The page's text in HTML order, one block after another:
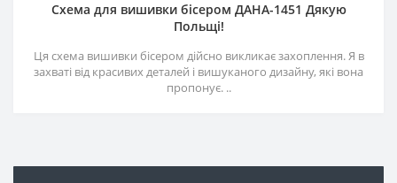
Схема для вишивки бісером ДАНА-1451 Дякую
Польщі!
Ця схема вишивки бісером дійсно викликає захоплення. Я в
захваті від красивих деталей і вишуканого дизайну, які вона
пропонує. ..